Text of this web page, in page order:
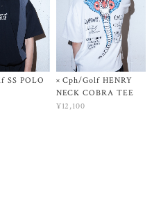
SS POLO
× Cph/Golf HENRY
NECK COBRA TEE
¥12,100